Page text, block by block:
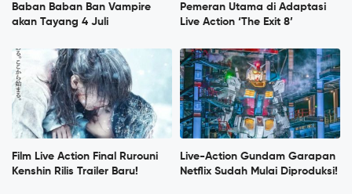
Baban Baban Ban Vampire
akan Tayang 4 Juli
Pemeran Utama di Adaptasi
Live Action ‘The Exit 8’
Film Live Action Final Rurouni
Kenshin Rilis Trailer Baru!
Live-Action Gundam Garapan
Netflix Sudah Mulai Diproduksi!